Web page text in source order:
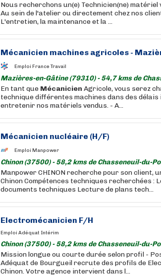
Nous recherchons un(e) Technicien(ne)
Au sein de l'atelier ou directement chez nos
L'entretien, la maintenance et la ...
Mécanicien machines agricoles -
Emploi France Travail
Mazières-en-Gâtine (79310) - 54,7 kms de
En tant que Mécanicien Agricole, vous serez
technique différentes machines dans des
entretenir nos matériels vendus. - A...
Mécanicien nucléaire (H/F)
Emploi Manpower
Chinon (37500) - 58,2 kms de Chasseneuil-du-
Manpower CHINON recherche pour son client,
Chinon Compétences techniques recherchées :
documents techniques Lecture de plans tech...
Electromécanicien F/H
Emploi Adéquat Intérim
Chinon (37500) - 58,2 kms de Chasseneuil-du-
Mission longue ou courte durée selon profil -
Adéquat de Bourgueil recrute des profils de
Chinon. Votre agence intervient dans l...